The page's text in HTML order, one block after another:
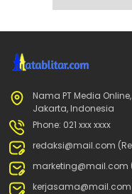
Nama PT Media
Jakarta, Indonesia
Phone: 021 xxx xxxx
redaksi@mail.com
marketing@mail.com